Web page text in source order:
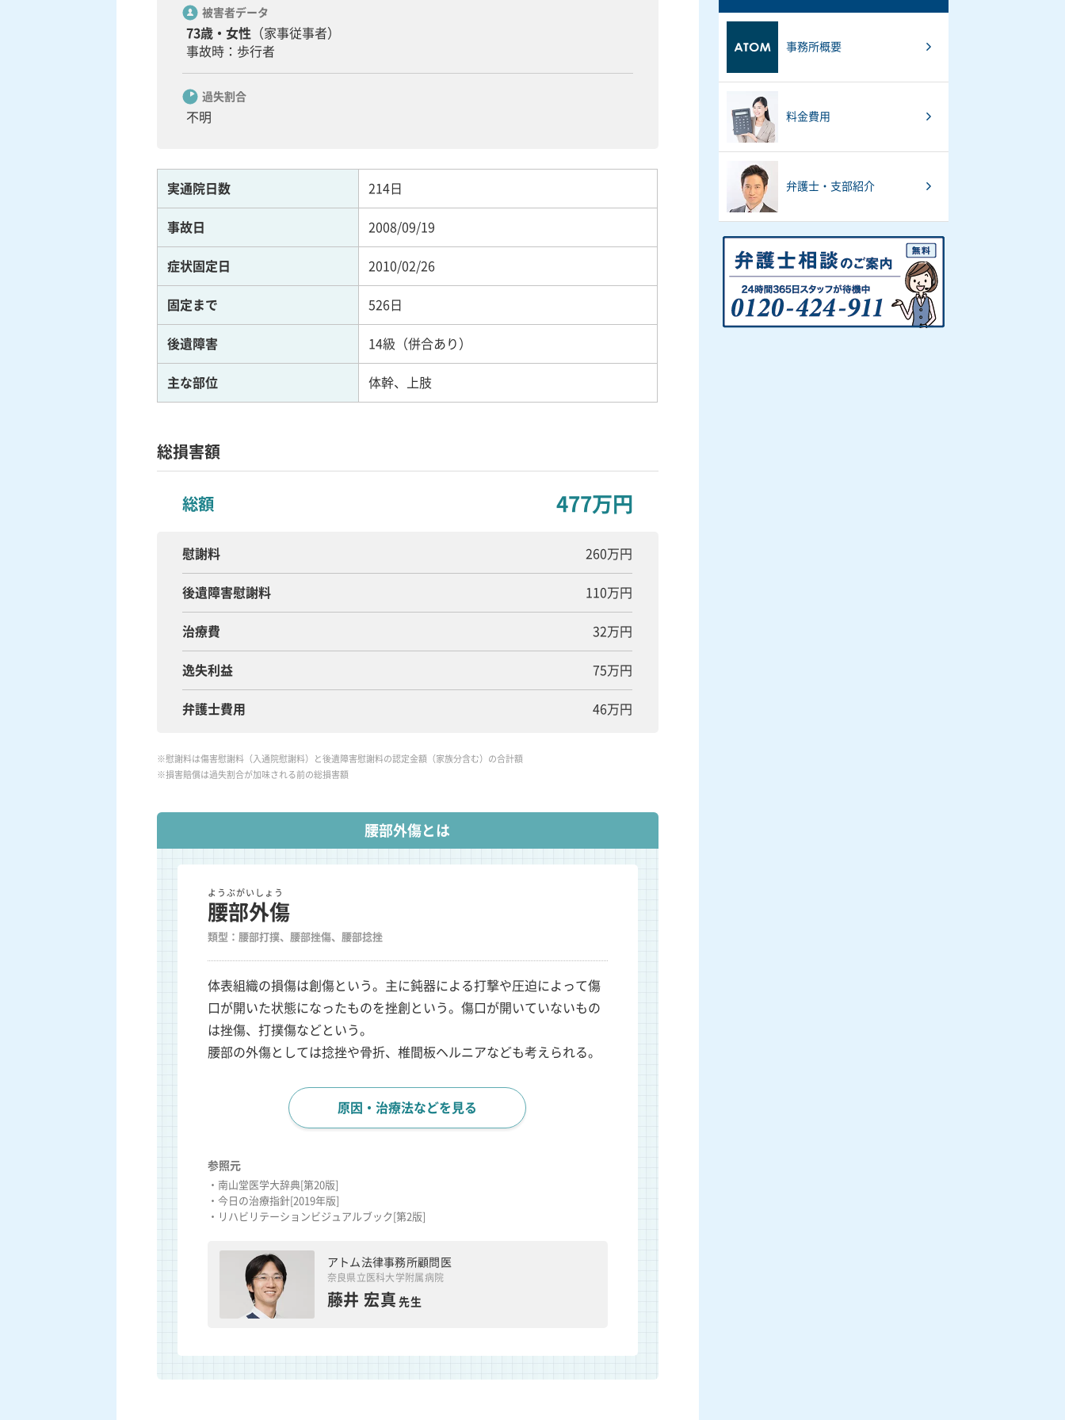
被害者データ
73歳・女性 （家事従事者）
事故時：歩行者
過失割合
不明
実通院日数 214日
事故日 2008/09/19
症状固定日 2010/02/26
固定まで 526日
後遺障害 14級（併合あり）
主な部位 体幹、上肢
総損害額
総額 477万円
慰謝料 260万円
後遺障害慰謝料 110万円
治療費 32万円
逸失利益 75万円
弁護士費用 46万円
※慰謝料は傷害慰謝料（入通院慰謝料）と後遺障害慰謝料の認定金額（家族分含む）の合計額
※損害賠償は過失割合が加味される前の総損害額
腰部外傷とは
ようぶがいしょう
腰部外傷
類型：腰部打撲、腰部挫傷、腰部捻挫
体表組織の損傷は創傷という。主に鈍器による打撃や圧迫によって傷
口が開いた状態になったものを挫創という。傷口が開いていないもの
は挫傷、打撲傷などという。
腰部の外傷としては捻挫や骨折、椎間板ヘルニアなども考えられる。
原因・治療法などを見る
参照元
・南山堂医学大辞典[第20版]
・今日の治療指針[2019年版]
・リハビリテーションビジュアルブック[第2版]
アトム法律事務所顧問医
奈良県立医科大学附属病院
藤井 宏真 先生
事務所概要
料金費用
弁護士・支部紹介